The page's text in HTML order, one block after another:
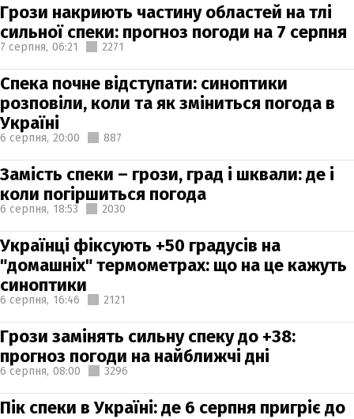
Грози накриють частину областей на тлі
сильної спеки: прогноз погоди на 7 серпня
7 серпня, 06:21 2271
Спека почне відступати: синоптики
розповіли, коли та як зміниться погода в
Україні
6 серпня, 20:00 887
Замість спеки – грози, град і шквали: де і
коли погіршиться погода
6 серпня, 18:53 2030
Українці фіксують +50 градусів на
"домашніх" термометрах: що на це кажуть
синоптики
6 серпня, 16:46 2121
Грози замінять сильну спеку до +38:
прогноз погоди на найближчі дні
6 серпня, 08:00 3296
Пік спеки в Україні: де 6 серпня пригріє до